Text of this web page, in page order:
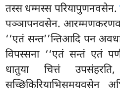
तस्स धम्मस्स परियापुणनवसेन.
पञ्ञापनवसेन.
‘‘एतं सन्त’’न्तिआदि पन
विपस्सना ‘‘एतं सन्तं एतं
धातुया चित्तं
सच्छिकिरियाभिसमयवसेन